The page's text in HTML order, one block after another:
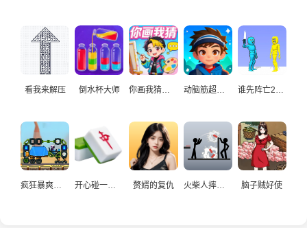
看我来解压 倒水杯大师
赘婿的复仇 火柴人摔炮仗 脑子贼好使